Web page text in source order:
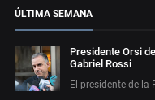
ÚLTIMA SEMANA
Presidente Orsi
Gabriel Rossi
El presidente de la